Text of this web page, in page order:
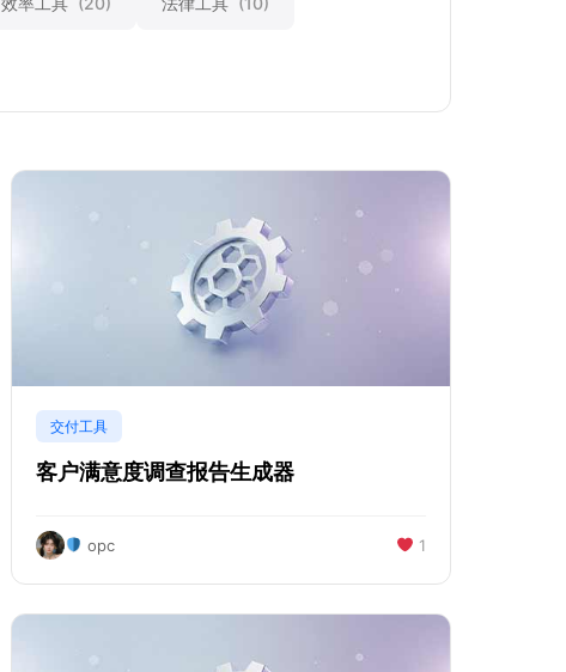
交付工具
客户满意度调查报告生成器
opc 1